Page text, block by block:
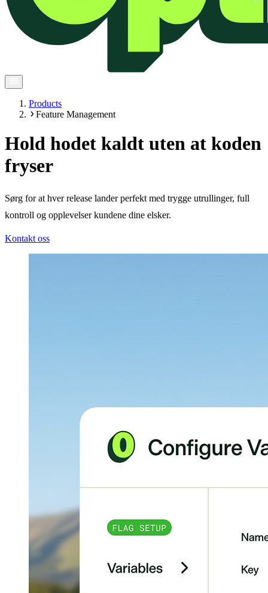
Products
Feature Management
Hold hodet kaldt uten at koden
fryser
Sørg for at hver release lander perfekt med trygge utrullinger, full
kontroll og opplevelser kundene dine elsker.
Kontakt oss